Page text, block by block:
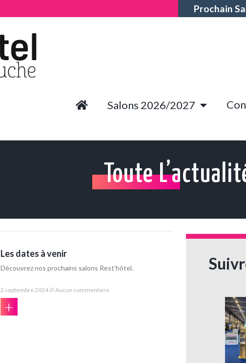
Prochain
Salons 2026/2027
Toute
Les dates à venir
2 septembre 2024 Aucun commentaire
Découvrez nos prochains salons Rest’hôtel.
+